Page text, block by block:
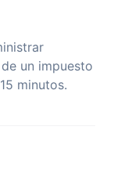
un impuesto
minutos.